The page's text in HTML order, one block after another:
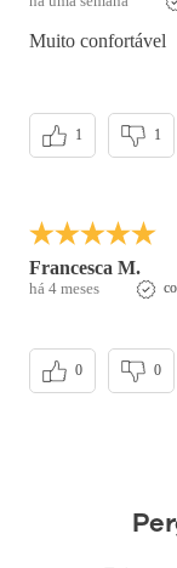
Muito confortável
1 1
Francesca M.
há 4 meses
0 0